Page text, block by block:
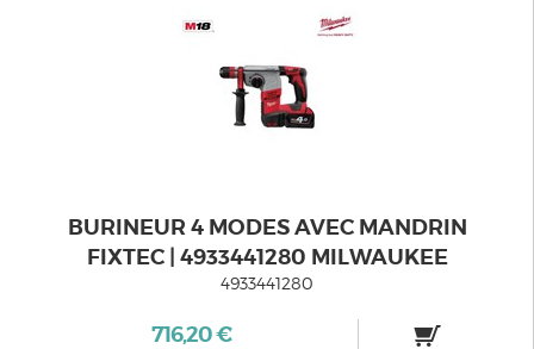
BURINEUR 4 MODES AVEC MANDRIN
FIXTEC | 4933441280 MILWAUKEE
4933441280
716,20 €